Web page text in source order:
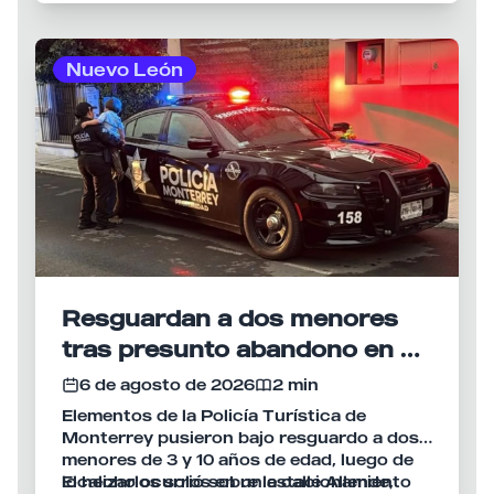
de la población.
Nuevo León
Resguardan a dos menores
tras presunto abandono en el
centro de Monterrey
6 de agosto de 2026
2 min
Elementos de la Policía Turística de
Monterrey pusieron bajo resguardo a dos
menores de 3 y 10 años de edad, luego de
localizarlos solos en un estacionamiento
El hecho ocurrió sobre la calle Allende,